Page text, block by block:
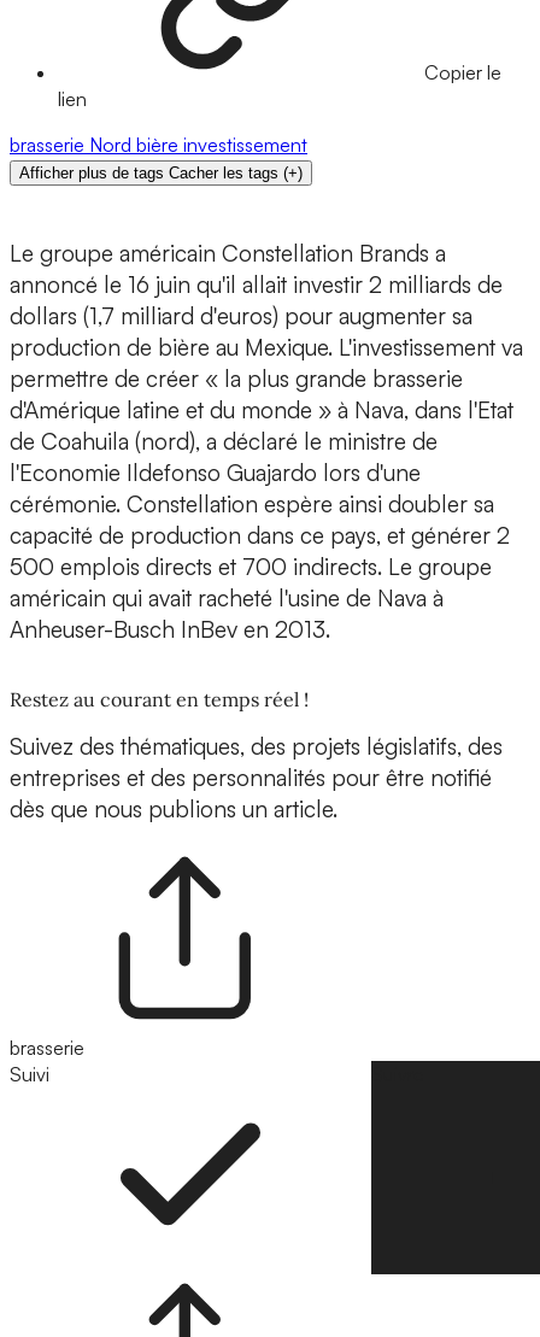
Copier le
lien
brasserie Nord bière investissement
Afficher plus de tags Cacher les tags (+)
Le groupe américain Constellation Brands a
annoncé le 16 juin qu'il allait investir 2 milliards de
dollars (1,7 milliard d'euros) pour augmenter sa
production de bière au Mexique. L'investissement va
permettre de créer « la plus grande brasserie
d'Amérique latine et du monde » à Nava, dans l'Etat
de Coahuila (nord), a déclaré le ministre de
l'Economie Ildefonso Guajardo lors d'une
cérémonie. Constellation espère ainsi doubler sa
capacité de production dans ce pays, et générer 2
500 emplois directs et 700 indirects. Le groupe
américain qui avait racheté l'usine de Nava à
Anheuser-Busch InBev en 2013.
Restez au courant en temps réel !
Suivez des thématiques, des projets législatifs, des
entreprises et des personnalités pour être notifié
dès que nous publions un article.
brasserie
Suivi